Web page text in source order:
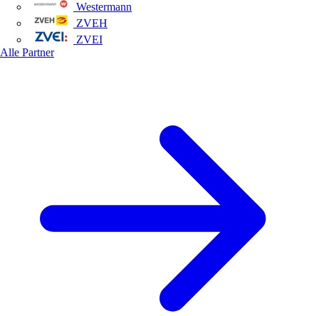
Westermann
ZVEH
ZVEI
Alle Partner